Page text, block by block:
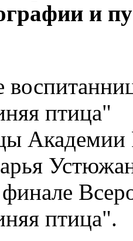
и
птица"
Академии
птица".